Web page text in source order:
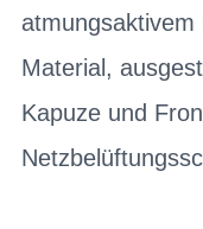
atmungsaktivem
Material,
Kapuze und